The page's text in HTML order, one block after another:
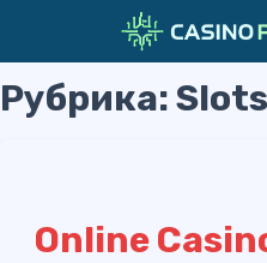
Skip to navigation
Skip to content
Рубрика:Slots
Online